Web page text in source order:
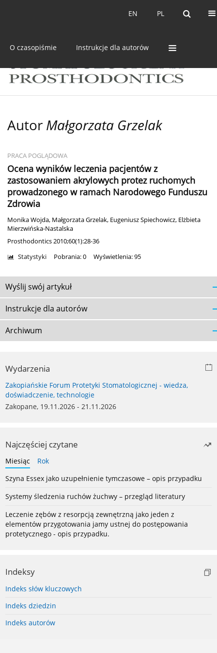
PL
EN PL
EN
O czasopiśmie Instrukcje dla autorów
Autor Małgorzata Grzelak
PRACA POGLĄDOWA
Ocena wyników leczenia pacjentów z
zastosowaniem akrylowych protez ruchomych
prowadzonego w ramach Narodowego Funduszu
Zdrowia
Monika Wojda, Małgorzata Grzelak, Eugeniusz Spiechowicz, Elżbieta
Mierzwińska-Nastalska
Prosthodontics 2010;60(1):28-36
Statystyki Pobrania: 0 Wyświetlenia: 95
Wyślij swój artykuł
Instrukcje dla autorów
Archiwum
Wydarzenia
Zakopiańskie Forum Protetyki Stomatologicznej - wiedza,
doświadczenie, technologie
Zakopane, 19.11.2026 - 21.11.2026
Najczęściej czytane
Miesiąc
Rok
Szyna Essex jako uzupełnienie tymczasowe – opis przypadku
Systemy śledzenia ruchów żuchwy – przegląd literatury
Leczenie zębów z resorpcją zewnętrzną jako jeden z
elementów przygotowania jamy ustnej do postępowania
protetycznego - opis przypadku.
Indeksy
Indeks słów kluczowych
Indeks dziedzin
Indeks autorów